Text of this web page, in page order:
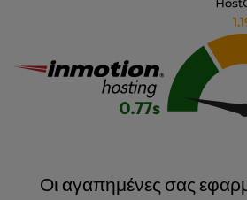
Οι αγαπημένες σας